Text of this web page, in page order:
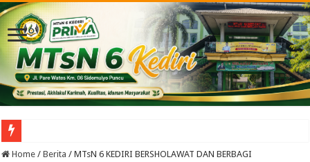
Tiga Agenda Strategis Digelar Serentak di MTsN 6 Kediri, Perkuat Transformasi
Home / Berita / MTsN 6 KEDIRI BERSHOLAWAT DAN BERBAGI